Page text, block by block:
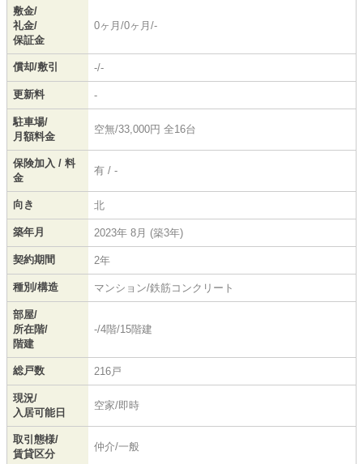
敷金/
礼金/
保証金
0ヶ月/0ヶ月/-
償却/敷引 -/-
更新料 -
駐車場/
月額料金
空無/33,000円 全16台
保険加入 / 料
金
有 / -
向き 北
築年月 2023年 8月 (築3年)
契約期間 2年
種別/構造 マンション/鉄筋コンクリート
部屋/
所在階/
階建
-/4階/15階建
総戸数 216戸
現況/
入居可能日
空家/即時
取引態様/
賃貸区分
仲介/一般